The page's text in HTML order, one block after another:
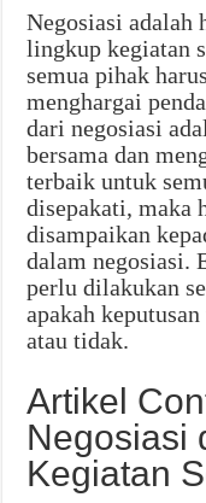
Negosiasi adalah
lingkup kegiatan
semua pihak
menghargai
dari negosiasi
bersama dan
terbaik untuk
disepakati, maka
disampaikan
dalam negosiasi.
perlu dilakukan
apakah
atau tidak.
Artikel
Negosiasi
Kegiatan